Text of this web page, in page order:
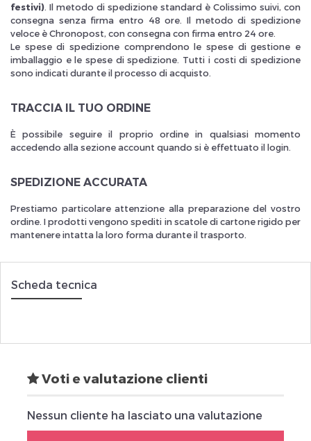
festivi) . Il metodo di spedizione standard è Colissimo suivi, con
consegna senza firma entro 48 ore. Il metodo di spedizione
veloce è Chronopost, con consegna con firma entro 24 ore.
Le spese di spedizione comprendono le spese di gestione e
imballaggio e le spese di spedizione. Tutti i costi di spedizione
sono indicati durante il processo di acquisto.
TRACCIA IL TUO ORDINE
È possibile seguire il proprio ordine in qualsiasi momento
accedendo alla sezione account quando si è effettuato il login.
SPEDIZIONE ACCURATA
Prestiamo particolare attenzione alla preparazione del vostro
ordine. I prodotti vengono spediti in scatole di cartone rigido per
mantenere intatta la loro forma durante il trasporto.
Scheda tecnica
Voti e valutazione clienti
Nessun cliente ha lasciato una valutazione